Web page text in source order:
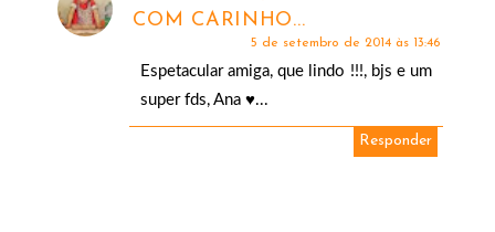
COM CARINHO...
5 de setembro de 2014 às 13:46
Espetacular amiga, que lindo !!!, bjs e um
super fds, Ana ♥...
Responder